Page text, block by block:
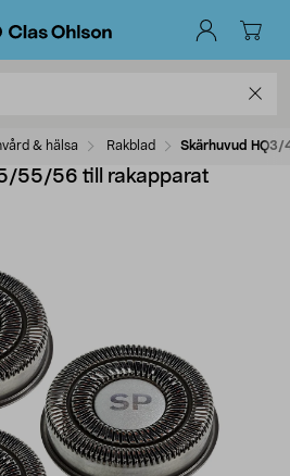
& hälsa Rakblad Skärhuvud
55/56 till rakapparat